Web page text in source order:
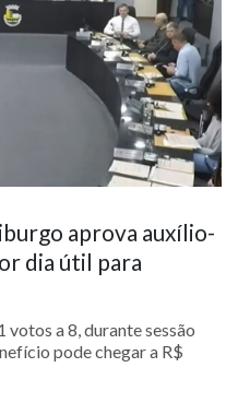
aprova auxílio-
dia útil para
votos a 8, durante sessão
pode chegar a R$